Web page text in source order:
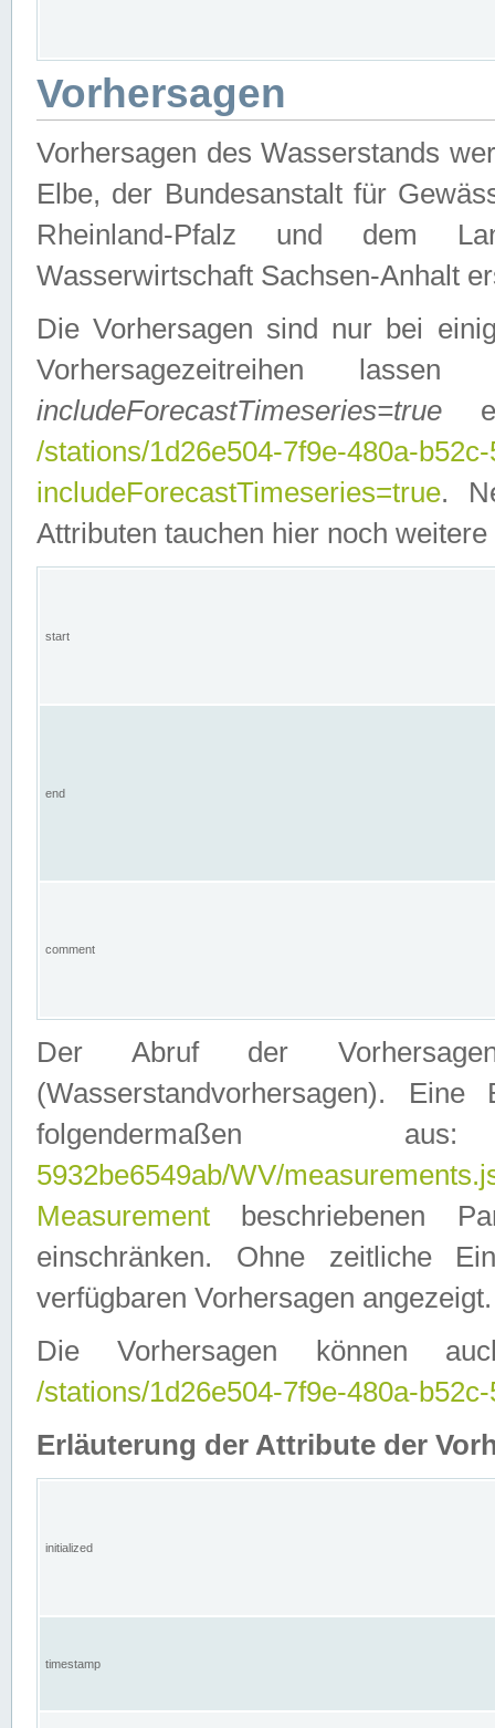
Vorhersagen
Vorhersagen des Wasserstands
Elbe, der Bundesanstalt für
Rheinland-Pfalz und dem
Wasserwirtschaft Sachsen-Anhalt
Die Vorhersagen sind nur bei
Vorhersagezeitreihen
includeForecastTimeseries=true
/stations/1d26e504-7f9e-480a-
includeForecastTimeseries=true.
Attributen tauchen hier noch weitere
start
end
comment
Der Abruf der
(Wasserstandvorhersagen).
folgendermaßen
5932be6549ab/WV/
Measurement beschriebenen
einschränken. Ohne zeitliche
verfügbaren Vorhersagen angezeigt.
Die Vorhersagen können
/stations/1d26e504-7f9e-480a-
Erläuterung der Attribute der
initialized
timestamp